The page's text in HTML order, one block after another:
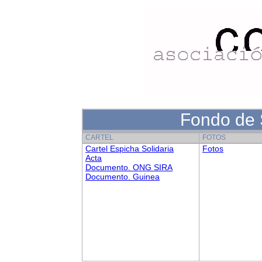
Fondo de
CARTEL FOTOS
Cartel Espicha Solidaria
Acta
Documento. ONG SIRA
Documento. Guinea
Fotos